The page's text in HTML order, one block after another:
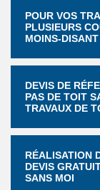
POUR VOS
PLUSIEURS
MOINS-DISANT
DEVIS DE
PAS DE TOIT
TRAVAUX DE
RÉALISATION
DEVIS
SANS MOI